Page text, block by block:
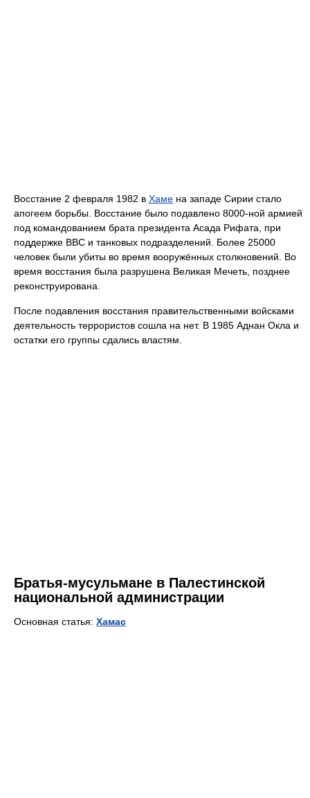
Восстание 2 февраля 1982 в Хаме на западе Сирии стало
апогеем борьбы. Восстание было подавлено 8000-ной армией
под командованием брата президента Асада Рифата, при
поддержке ВВС и танковых подразделений. Более 25000
человек были убиты во время вооружённых столкновений. Во
время восстания была разрушена Великая Мечеть, позднее
реконструирована.
После подавления восстания правительственными войсками
деятельность террористов сошла на нет. В 1985 Аднан Окла и
остатки его группы сдались властям.
Братья-мусульмане в Палестинской
национальной администрации
Основная статья: Хамас